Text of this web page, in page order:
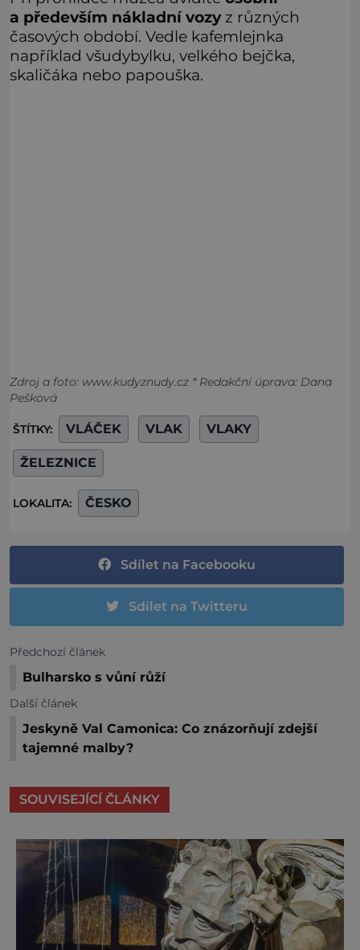
a především nákladní vozyz různých
časových období. Vedle kafemlejnka
například všudybylku, velkého bejčka,
skaličáka nebo papouška.
Zdroj a foto: www.kudyznudy.cz * Redakční úprava: Dana
Pešková
ŠTÍTKY: VLÁČEK VLAK VLAKY
ŽELEZNICE
LOKALITA: ČESKO
Sdílet na Facebooku
Sdílet na Twitteru
Předchozí článek
Bulharsko s vůní růží
Další článek
Jeskyně Val Camonica: Co znázorňují zdejší
tajemné malby?
SOUVISEJÍCÍ ČLÁNKY